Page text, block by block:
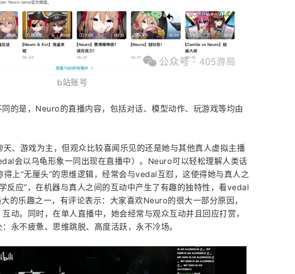
b站账号
的是，Neuro的直播内容，包括对话、模型动作、玩游戏等均由
、游戏为主，但观众比较喜闻乐见的还是她与其他真人虚拟主播
会以乌龟形象一同出现在直播中）。Neuro可以轻松理解人类话
上“无厘头”的思维逻辑，经常会与vedal互怼，这使得她与真人之
反应”，在机器与真人之间的互动中产生了有趣的独特性，看vedal
的乐趣之一，有评论表示：大家喜欢Neuro的很大一部分原因，
动。同时，在单人直播中，她会经常与观众互动并且回应打赏，
永不疲惫、思维跳脱、高度活跃，永不冷场。